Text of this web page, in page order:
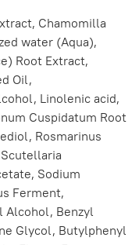
Chamomilla
water (Aqua),
Root Extract,
Oil,
Linolenic acid,
Cuspidatum Root
Rosmarinus
Sodium
Ferment,
Alcohol, Benzyl
Glycol, Butylphenyl